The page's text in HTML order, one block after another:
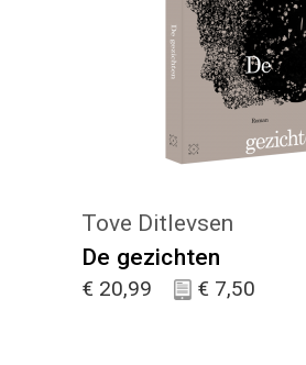
KIES :)
Tove Ditlevsen
De gezichten
€ 20,99 € 7,50